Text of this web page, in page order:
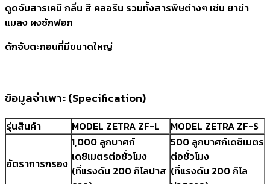
ดูดจับสารเคมี กลิ่น สี คลอรีน รวมทั้งสารพิษต่างๆ เช่น ยาฆ่า
แมลง ผงซักฟอก
ดักจับตะกอนที่มีขนาดใหญ่
ข้อมูลจำเพาะ (Specification)
รุ่นสินค้า MODEL ZETRA ZF-L MODEL ZETRA ZF-S
อัตราการกรอง
1,000 ลูกบาศก์
เดซิเมตรต่อชั่วโมง
(ที่แรงดัน 200 กิโลปาส
500 ลูกบาศก์เดซิเมตร
ต่อชั่วโมง
(ที่แรงดัน 200 กิโล